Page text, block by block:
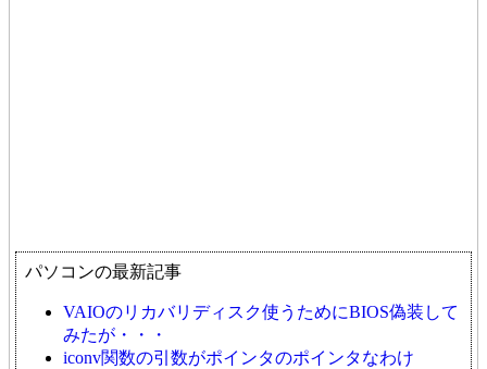
パソコンの最新記事
VAIOのリカバリディスク使うためにBIOS偽装して
みたが・・・
iconv関数の引数がポインタのポインタなわけ